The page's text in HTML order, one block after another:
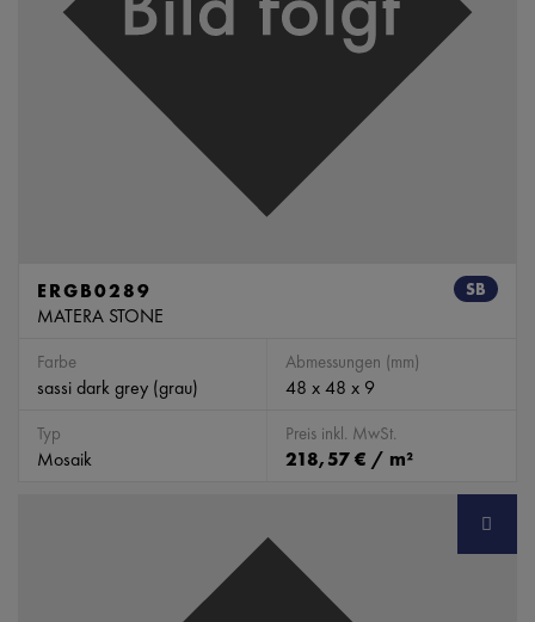
SB
ERGB0289
MATERA STONE
Farbe
sassi dark grey (grau)
Abmessungen (mm)
48 x 48 x 9
Typ
Mosaik
Preis inkl. MwSt.
218,57 € / m²